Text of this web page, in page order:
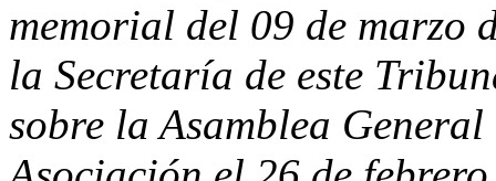
memorial del 09 de marzo
la Secretaría de este
sobre la Asamblea